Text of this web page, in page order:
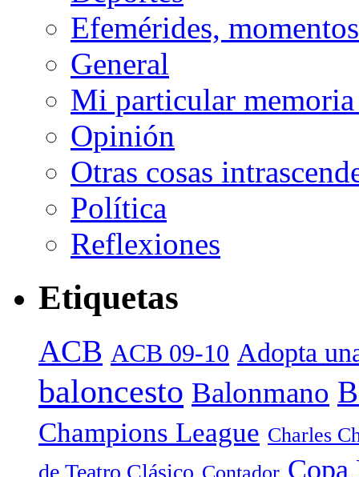
Efemérides,
General
Mi particular
Opinión
Otras cosas
Política
Reflexiones
Etiquetas
ACB ACB 09-10 Adopta
baloncesto Balonmano
Champions League Charles
de Teatro Clásico Copa